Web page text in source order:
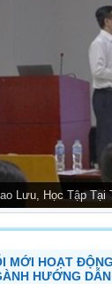
Lưu, Học Tập Tại
MỚI HOẠT
HƯỚNG